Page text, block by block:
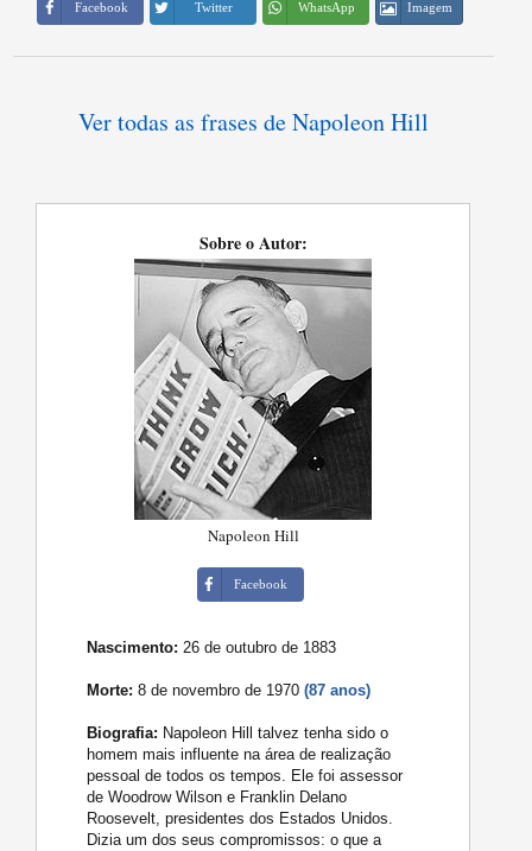
Facebook Twitter WhatsApp Imagem
Ver todas as frases de Napoleon Hill
Sobre o Autor:
Napoleon Hill
Facebook
Nascimento: 26 de outubro de 1883
Morte: 8 de novembro de 1970(87 anos)
Biografia: Napoleon Hill talvez tenha sido o
homem mais influente na área de realização
pessoal de todos os tempos. Ele foi assessor
de Woodrow Wilson e Franklin Delano
Roosevelt, presidentes dos Estados Unidos.
Dizia um dos seus compromissos: o que a